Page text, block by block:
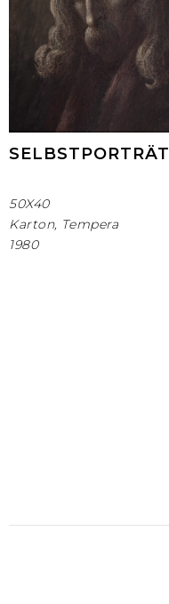
SELBSTPORTRÄT
50X40
Karton, Tempera
1980